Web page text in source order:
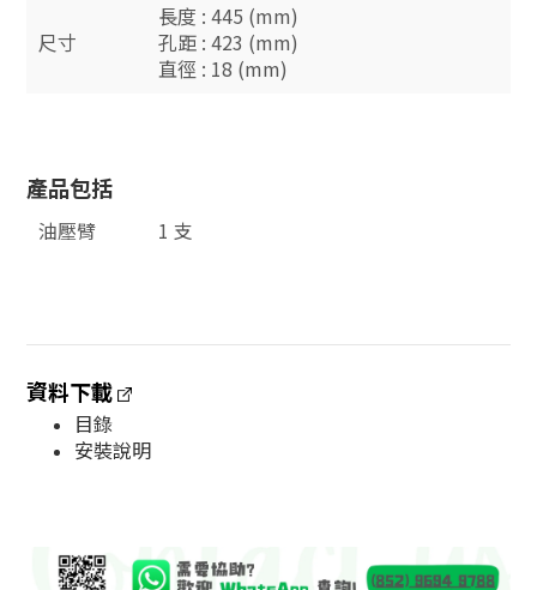
尺寸
長度 : 445 (mm)
孔距 : 423 (mm)
直徑 : 18 (mm)
產品包括
油壓臂 1 支
資料下載
目錄
安裝說明